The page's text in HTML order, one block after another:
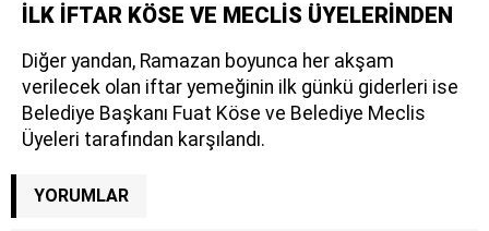
İLK İFTAR KÖSE VE MECLİS ÜYELERİNDEN
Diğer yandan, Ramazan boyunca her akşam
verilecek olan iftar yemeğinin ilk günkü giderleri ise
Belediye Başkanı Fuat Köse ve Belediye Meclis
Üyeleri tarafından karşılandı.
YORUMLAR